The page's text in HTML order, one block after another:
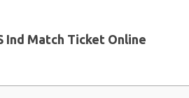
Ind Match Ticket Online